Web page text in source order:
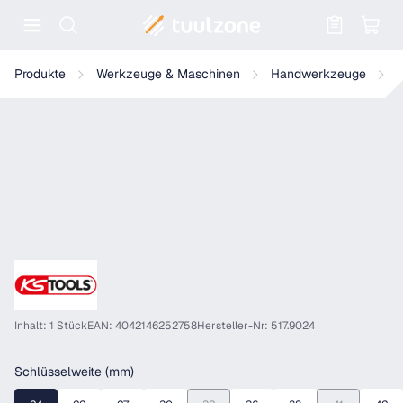
Produkte Werkzeuge & Maschinen Handwerkzeuge
KS Tools Zugringschlüssel, gekröpft
Inhalt: 1 StückEAN: 4042146252758Hersteller-Nr: 517.9024
Schlüsselweite (mm)auswählen